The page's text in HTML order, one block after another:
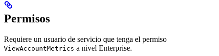
Permisos
Requiere un usuario de servicio que tenga el permiso
ViewAccountMetrics a nivel Enterprise.